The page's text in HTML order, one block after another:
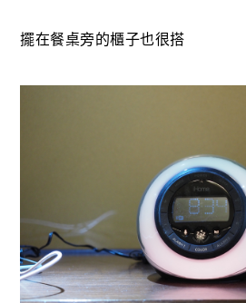
擺在餐桌旁的櫃子也很搭